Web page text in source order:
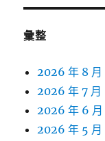
彙整
2026 年 8 月
2026 年 7 月
2026 年 6 月
2026 年 5 月